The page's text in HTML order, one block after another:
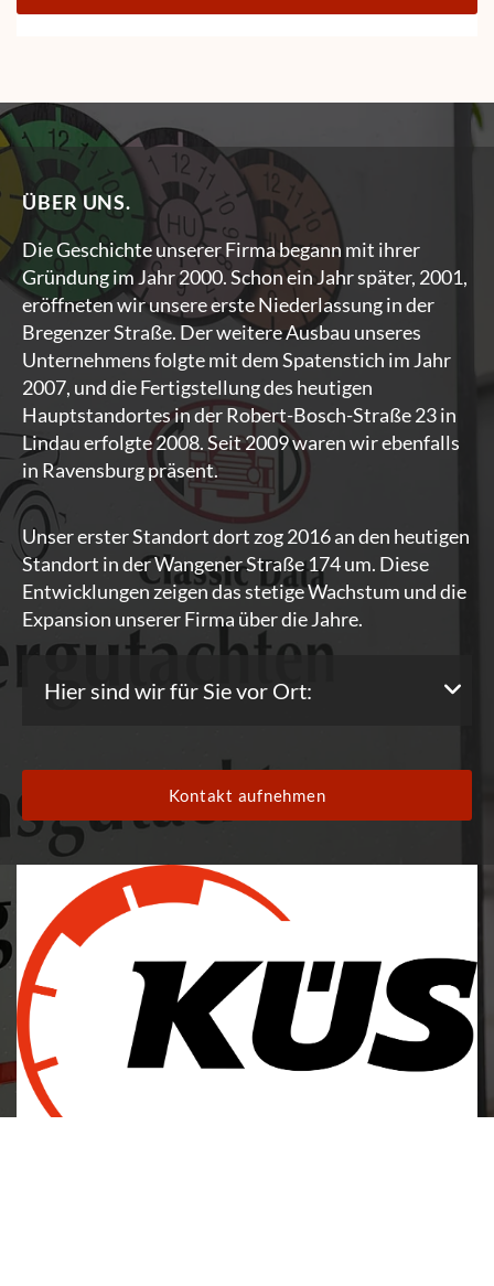
ÜBER UNS.
Die Geschichte unserer Firma begann mit ihrer
Gründung im Jahr 2000. Schon ein Jahr später, 2001,
eröffneten wir unsere erste Niederlassung in der
Bregenzer Straße. Der weitere Ausbau unseres
Unternehmens folgte mit dem Spatenstich im Jahr
2007, und die Fertigstellung des heutigen
Hauptstandortes in der Robert-Bosch-Straße 23 in
Lindau erfolgte 2008. Seit 2009 waren wir ebenfalls
in Ravensburg präsent.
Unser erster Standort dort zog 2016 an den heutigen
Standort in der Wangener Straße 174 um. Diese
Entwicklungen zeigen das stetige Wachstum und die
Expansion unserer Firma über die Jahre.
Hier sind wir für Sie vor Ort:
Kontakt aufnehmen